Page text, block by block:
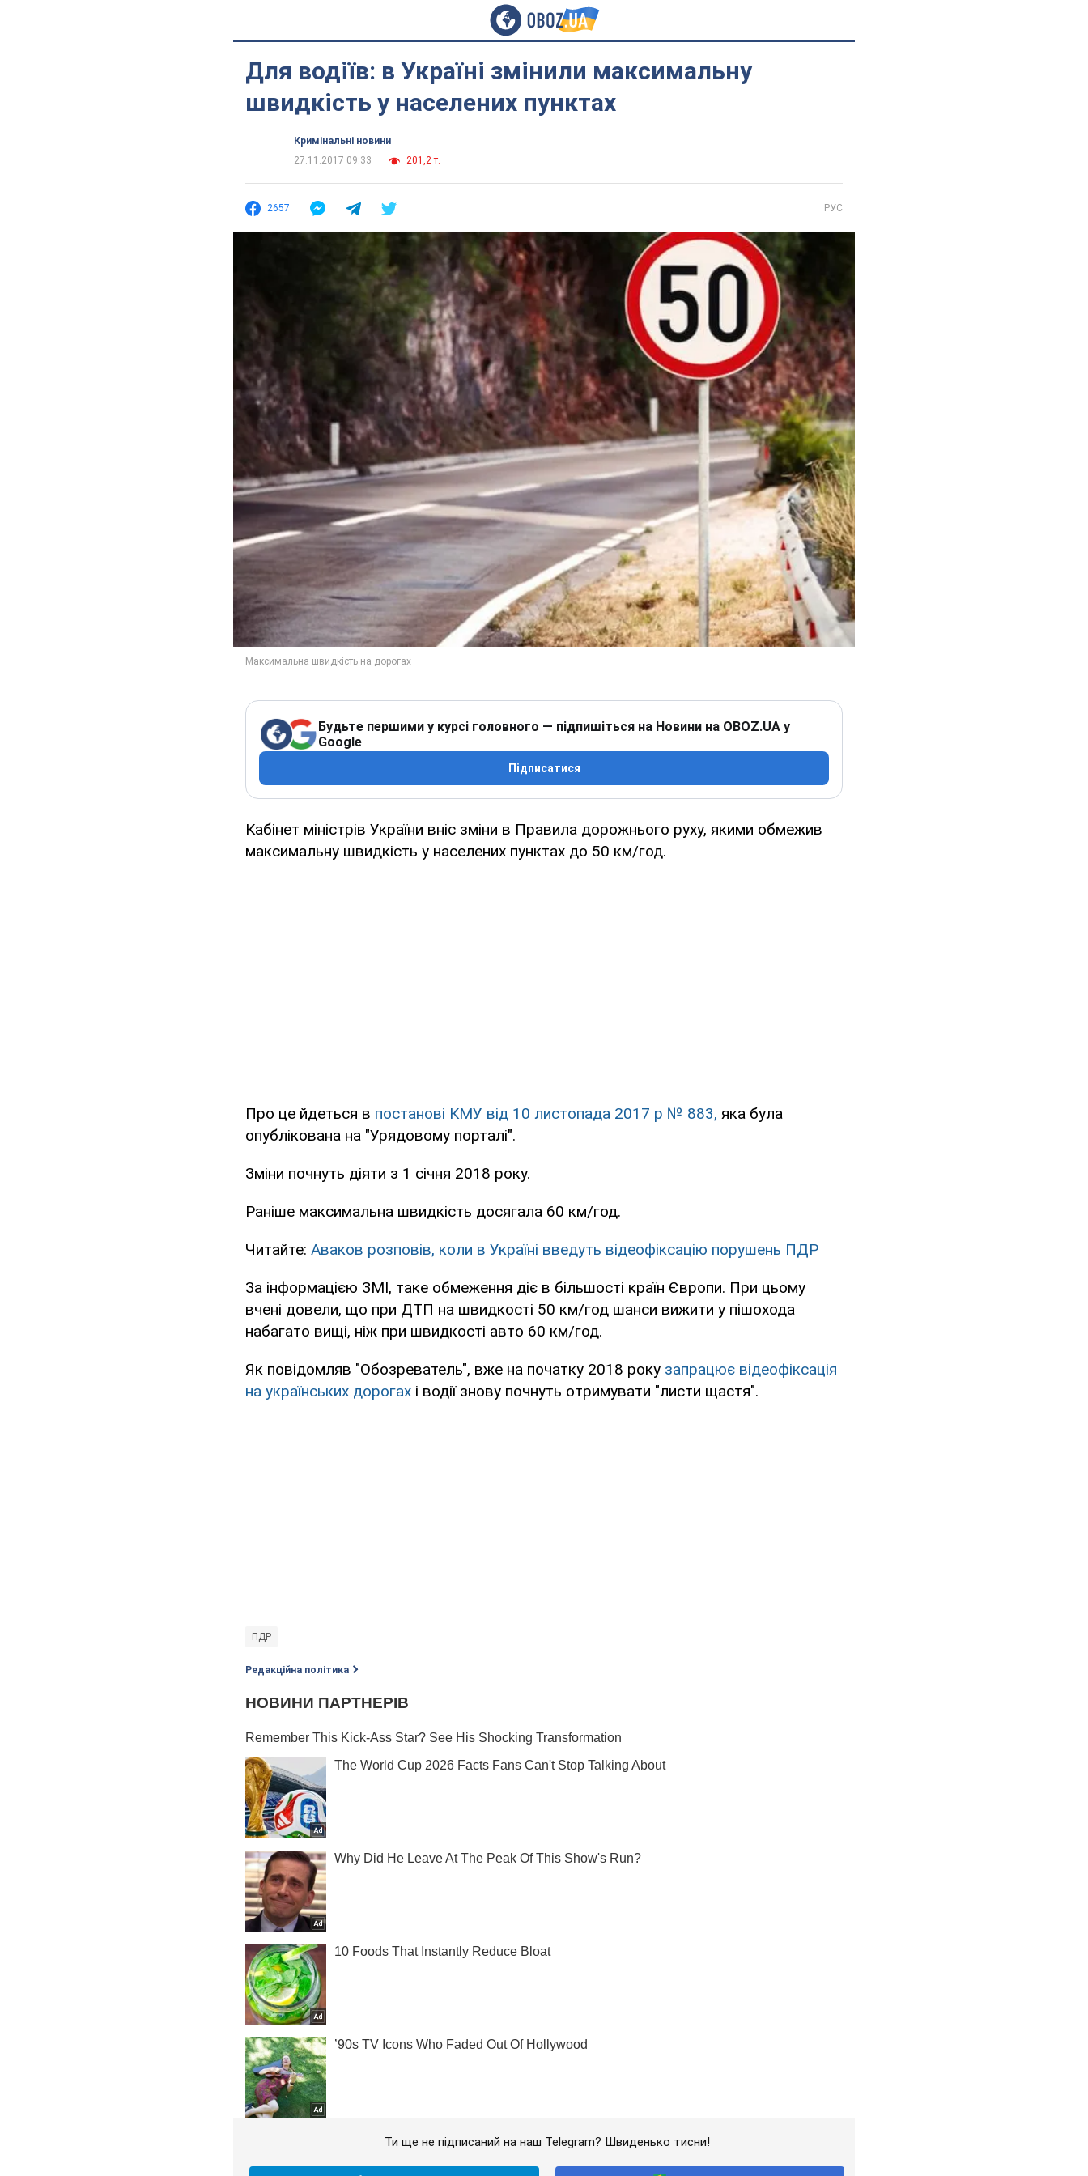
Для водіїв: в Україні змінили максимальну
швидкість у населених пунктах
Кримінальні новини
27.11.2017 09:33
201,2 т.
2657 РУС
Будьте першими у курсі головного — підпишіться на Новини на OBOZ.UA у
Google
Підписатися
Кабінет міністрів України вніс зміни в Правила дорожнього руху, якими обмежив
максимальну швидкість у населених пунктах до 50 км/год.
Про це йдеться в постанові КМУ від 10 листопада 2017 р № 883, яка була
опублікована на "Урядовому порталі".
Зміни почнуть діяти з 1 січня 2018 року.
Раніше максимальна швидкість досягала 60 км/год.
Читайте: Аваков розповів, коли в Україні введуть відеофіксацію порушень ПДР
За інформацією ЗМІ, таке обмеження діє в більшості країн Європи. При цьому
вчені довели, що при ДТП на швидкості 50 км/год шанси вижити у пішохода
набагато вищі, ніж при швидкості авто 60 км/год.
Як повідомляв "Обозреватель", вже на початку 2018 року запрацює відеофіксація
на українських дорогах і водії знову почнуть отримувати "листи щастя".
ПДР
Редакційна політика
Ти ще не підписаний на наш Telegram? Швиденько тисни!